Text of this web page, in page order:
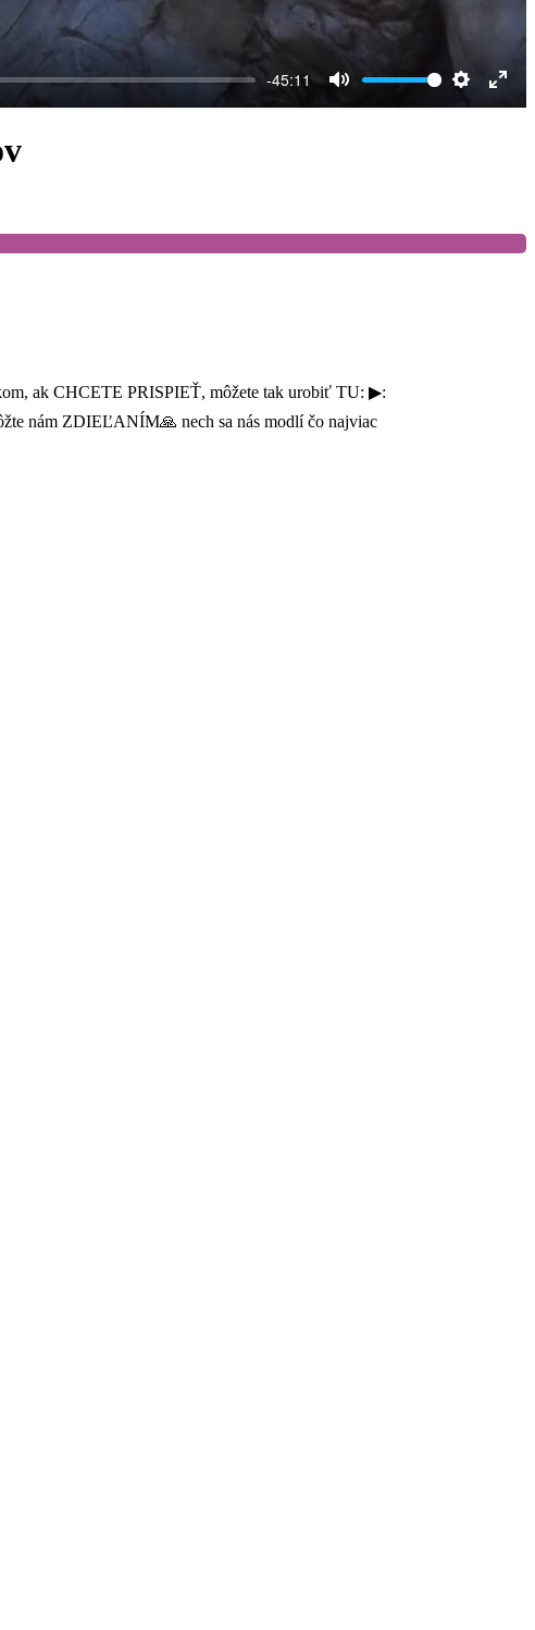
-45:11
Mute Settings
ak CHCETE PRISPIEŤ, môžete tak urobiť TU: ▶:
nám ZDIEĽANÍM🙏 nech sa nás modlí čo najviac